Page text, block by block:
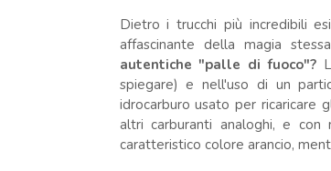
Dietro i trucchi più incredibili
affascinante della magia
autentiche "palle di fuoco"?
spiegare) e nell'uso di un
idrocarburo usato per ricaricare
altri carburanti analoghi, e
caratteristico colore arancio,